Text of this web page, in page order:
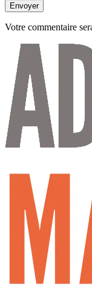
Envoyer
Votre commentaire